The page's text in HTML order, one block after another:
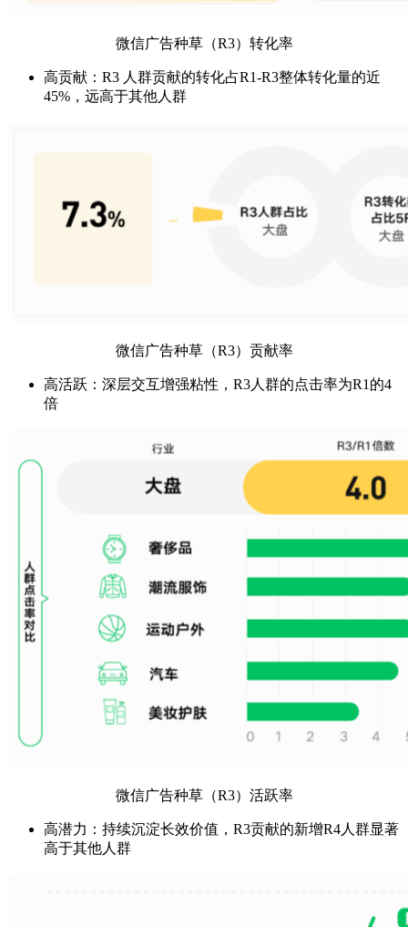
微信广告种草（R3）转化率
高贡献：R3 人群贡献的转化占R1-R3整体转化量的近
45%，远高于其他人群
微信广告种草（R3）贡献率
高活跃：深层交互增强粘性，R3人群的点击率为R1的4
倍
微信广告种草（R3）活跃率
高潜力：持续沉淀长效价值，R3贡献的新增R4人群显著
高于其他人群